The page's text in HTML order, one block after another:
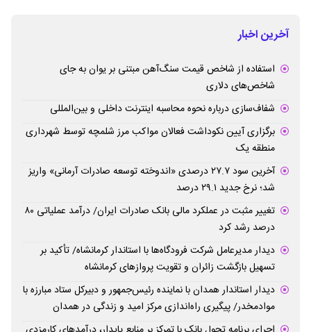
آخرین اخبار
استفاده از شاخص قیمت سنگ‌آهن مبتنی بر یوان به جای
شاخص‌های دلاری
شفاف‌سازی درباره نحوه محاسبه اینترنت داخلی و بین‌المللی
برگزاری آیین نکوداشت فعالان مواکب مرز شلمچه توسط شهرداری
منطقه یک
آخرین سود ۲۷.۷ درصدی «اندوخته توسعه صادرات آرمانی» واریز
شد؛ نرخ جدید ۲۹.۱ درصد
تغییر مثبت در عملکرد مالی بانک صادرات ایران/ درآمد عملیاتی ۸۰
درصد رشد کرد
دیدار مدیرعامل شرکت فرودگاه‌ها با استاندار کرمانشاه/ تأکید بر
تسهیل بازگشت زائران و تقویت پروازهای کرمانشاه
دیدار استاندار همدان با نماینده رئیس‌جمهور و دبیرکل ستاد مبارزه با
موادمخدر/ پیگیری راه‌اندازی مرکز امید و زندگی در همدان